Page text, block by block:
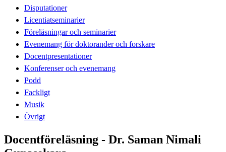
Disputationer
Licentiatseminarier
Föreläsningar och seminarier
Evenemang för doktorander och forskare
Docentpresentationer
Konferenser och evenemang
Podd
Fackligt
Musik
Övrigt
Docentföreläsning - Dr. Saman Nimali